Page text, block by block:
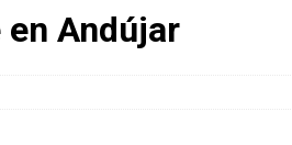
Andújar